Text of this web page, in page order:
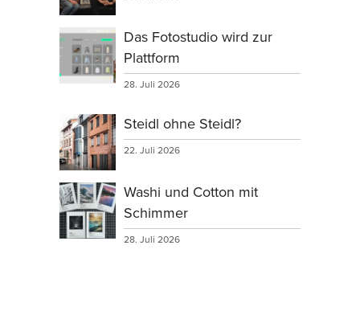
Das Fotostudio wird zur
Plattform
28. Juli 2026
Steidl ohne Steidl?
22. Juli 2026
Washi und Cotton mit
Schimmer
28. Juli 2026